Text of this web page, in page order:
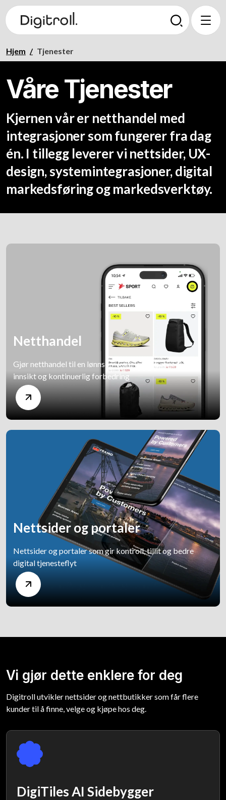
Hjem / Tjenester
Våre Tjenester
Kjernen vår er netthandel med
integrasjoner som fungerer fra dag
én. I tillegg leverer vi nettsider, UX-
design, systemintegrasjoner, digital
markedsføring og markedsverktøy.
Netthandel
Gjør netthandel til en lønnsom kanal med bedre flyt,
innsikt og kontinuerlig forbedring
Nettsider og portaler
Nettsider og portaler som gir kontroll, tillit og bedre
digital tjenesteflyt
Vi gjør dette enklere for deg
Digitroll utvikler nettsider og nettbutikker som får flere
kunder til å finne, velge og kjøpe hos deg.
DigiTiles AI Sidebygger